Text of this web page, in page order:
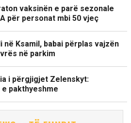
vaksinën e parë sezonale
për personat mbi 50 vjeç
në Ksamil, babai përplas vajzën
në parkim
i përgjigjet Zelenskyt:
pakthyeshme